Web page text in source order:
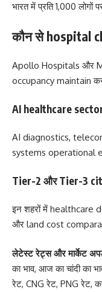
भारत में प्रति 1,000 लोगों
कौन से hospital
Apollo Hospitals और
occupancy maintain
AI healthcare sector
AI diagnostics,
systems operational
Tier-2 और Tier-3
इन शहरों में healthcare
और land cost
लेटेस्ट रेट्स और मार्केट
का भाव, आज का चांदी का
रेट, CNG रेट, PNG रेट,